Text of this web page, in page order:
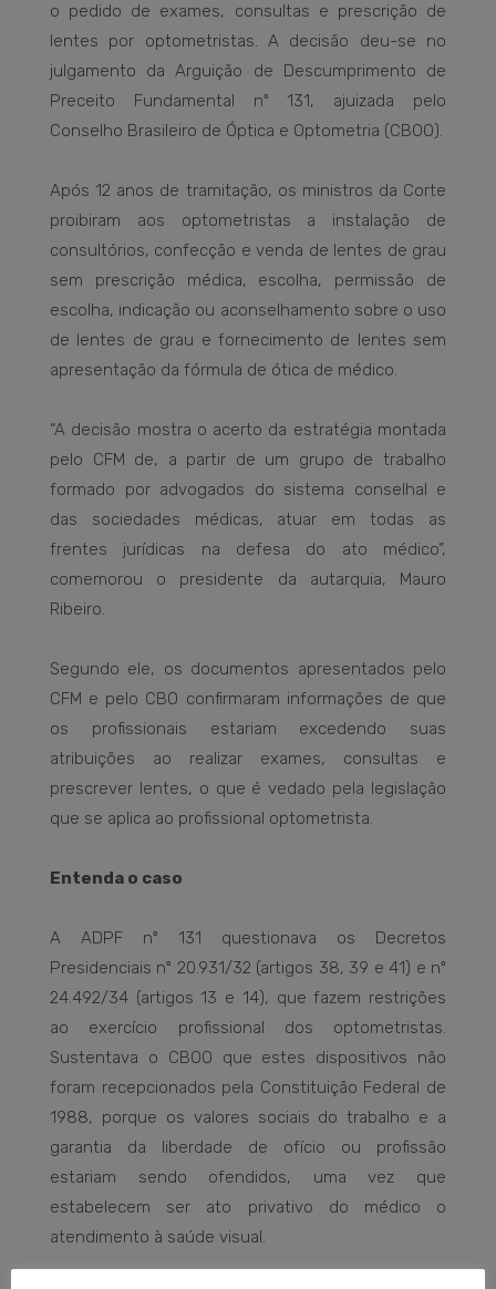
o pedido de exames, consultas e prescrição de
lentes por optometristas. A decisão deu-se no
julgamento da Arguição de Descumprimento de
Preceito Fundamental nº 131, ajuizada pelo
Conselho Brasileiro de Óptica e Optometria (CBOO).
Após 12 anos de tramitação, os ministros da Corte
proibiram aos optometristas a instalação de
consultórios, confecção e venda de lentes de grau
sem prescrição médica, escolha, permissão de
escolha, indicação ou aconselhamento sobre o uso
de lentes de grau e fornecimento de lentes sem
apresentação da fórmula de ótica de médico.
“A decisão mostra o acerto da estratégia montada
pelo CFM de, a partir de um grupo de trabalho
formado por advogados do sistema conselhal e
das sociedades médicas, atuar em todas as
frentes jurídicas na defesa do ato médico”,
comemorou o presidente da autarquia, Mauro
Ribeiro.
Segundo ele, os documentos apresentados pelo
CFM e pelo CBO confirmaram informações de que
os profissionais estariam excedendo suas
atribuições ao realizar exames, consultas e
prescrever lentes, o que é vedado pela legislação
que se aplica ao profissional optometrista.
Entenda o caso
A ADPF nº 131 questionava os Decretos
Presidenciais nº 20.931/32 (artigos 38, 39 e 41) e nº
24.492/34 (artigos 13 e 14), que fazem restrições
ao exercício profissional dos optometristas.
Sustentava o CBOO que estes dispositivos não
foram recepcionados pela Constituição Federal de
1988, porque os valores sociais do trabalho e a
garantia da liberdade de ofício ou profissão
estariam sendo ofendidos, uma vez que
estabelecem ser ato privativo do médico o
atendimento à saúde visual.